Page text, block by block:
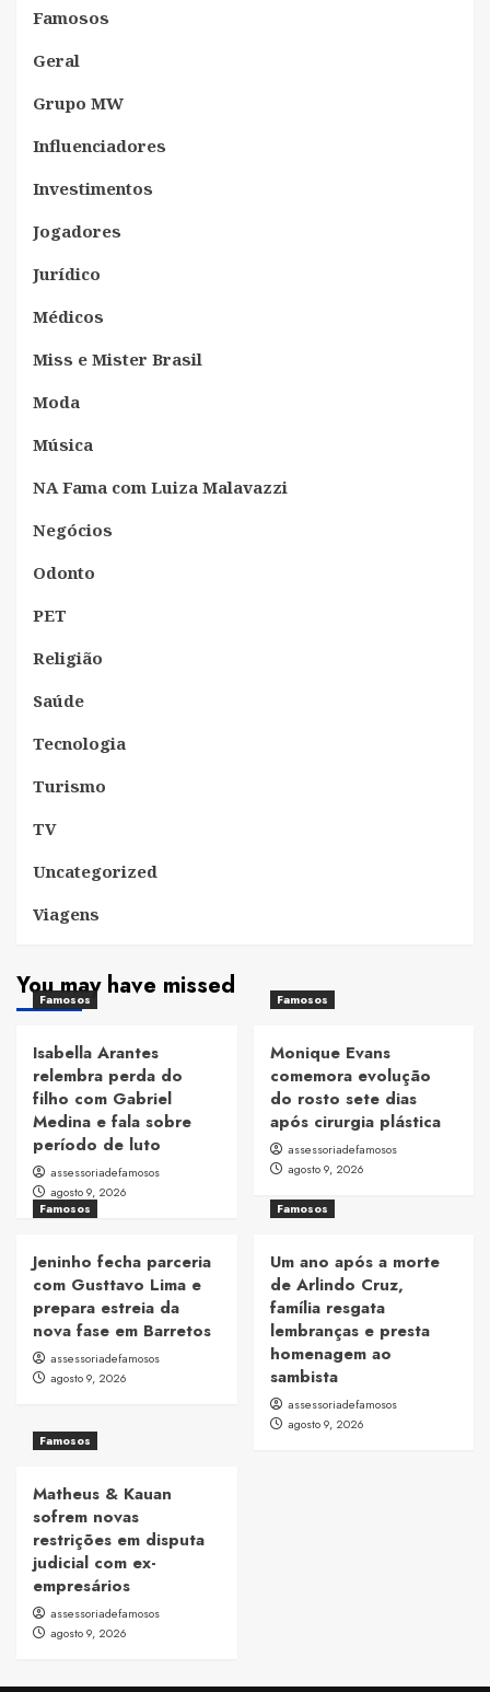
Famosos
Geral
Grupo MW
Influenciadores
Investimentos
Jogadores
Jurídico
Médicos
Miss e Mister Brasil
Moda
Música
NA Fama com Luiza Malavazzi
Negócios
Odonto
PET
Religião
Saúde
Tecnologia
Turismo
TV
Uncategorized
Viagens
You may have missed
Famosos
Isabella Arantes
relembra perda do
filho com Gabriel
Medina e fala sobre
período de luto
assessoriadefamosos
agosto 9, 2026
Famosos
Monique Evans
comemora evolução
do rosto sete dias
após cirurgia plástica
assessoriadefamosos
agosto 9, 2026
Famosos
Jeninho fecha parceria
com Gusttavo Lima e
prepara estreia da
nova fase em Barretos
assessoriadefamosos
agosto 9, 2026
Famosos
Um ano após a morte
de Arlindo Cruz,
família resgata
lembranças e presta
homenagem ao
sambista
assessoriadefamosos
agosto 9, 2026
Famosos
Matheus & Kauan
sofrem novas
restrições em disputa
judicial com ex-
empresários
assessoriadefamosos
agosto 9, 2026